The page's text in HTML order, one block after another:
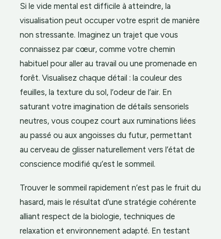
Si le vide mental est difficile à atteindre, la
visualisation peut occuper votre esprit de manière
non stressante. Imaginez un trajet que vous
connaissez par cœur, comme votre chemin
habituel pour aller au travail ou une promenade en
forêt. Visualisez chaque détail : la couleur des
feuilles, la texture du sol, l’odeur de l’air. En
saturant votre imagination de détails sensoriels
neutres, vous coupez court aux ruminations liées
au passé ou aux angoisses du futur, permettant
au cerveau de glisser naturellement vers l’état de
conscience modifié qu’est le sommeil.
Trouver le sommeil rapidement n’est pas le fruit du
hasard, mais le résultat d’une stratégie cohérente
alliant respect de la biologie, techniques de
relaxation et environnement adapté. En testant